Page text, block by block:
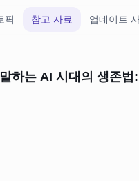
픽 참고 자료 업데이트
하는 AI 시대의 생존법